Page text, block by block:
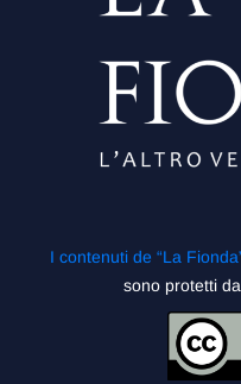
I contenuti de “La
sono protetti